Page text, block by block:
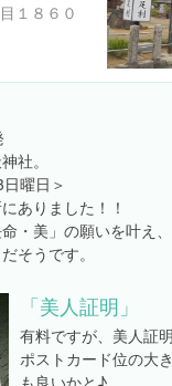
１８６０
社。
曜日＞
ありました！！
・美」の願いを叶え
そうです。
「美人証明」
有料ですが、美人証
ポストカード位の大
も良いかと♪